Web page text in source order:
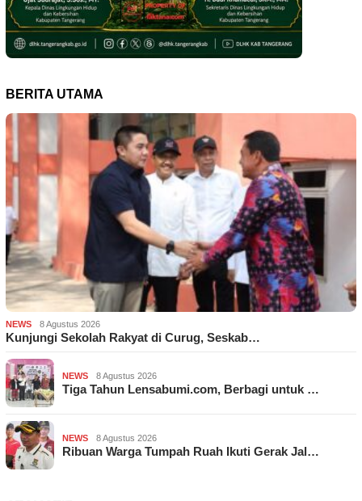
BERITA UTAMA
NEWS 8 Agustus 2026
Kunjungi Sekolah Rakyat di Curug, Seskab…
NEWS 8 Agustus 2026
Tiga Tahun Lensabumi.com, Berbagi untuk …
NEWS 8 Agustus 2026
Ribuan Warga Tumpah Ruah Ikuti Gerak Jal…